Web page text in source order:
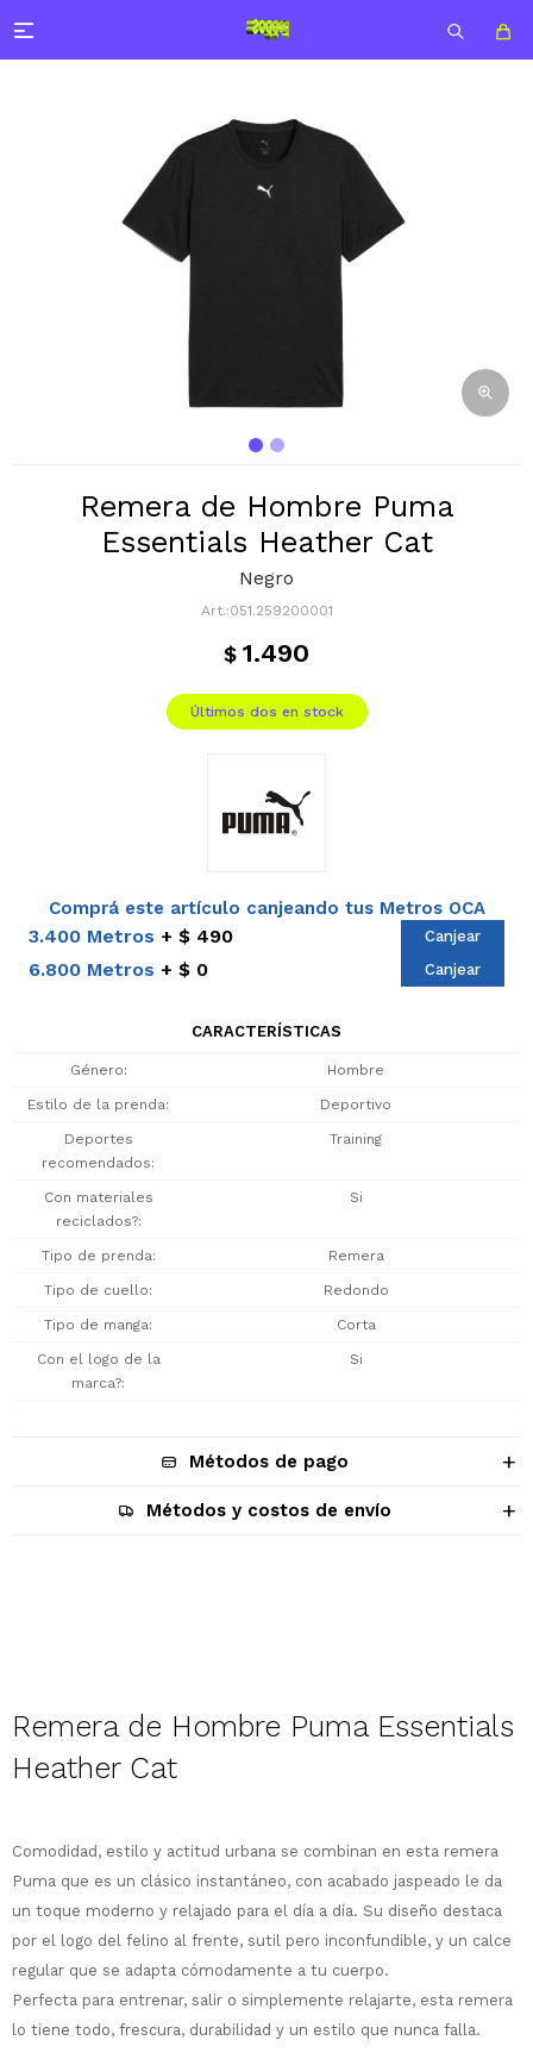

Remera de Hombre Puma
Essentials Heather Cat
Negro
051.259200001
$ 1.490
Últimos dos en stock
Comprá este artículo canjeando tus Metros OCA
3.400 Metros $ 490 Canjear
6.800 Metros $ 0 Canjear
CARACTERÍSTICAS
Género Hombre
Estilo de la prenda Deportivo
Deportes
recomendados
Training
Con materiales
reciclados?
Si
Tipo de prenda Remera
Tipo de cuello Redondo
Tipo de manga Corta
Con el logo de la
marca?
Si
Métodos de pago
Métodos y costos de envío
Remera de Hombre Puma Essentials
Heather Cat
Comodidad, estilo y actitud urbana se combinan en esta remera
Puma que es un clásico instantáneo, con acabado jaspeado le da
un toque moderno y relajado para el día a día. Su diseño destaca
por el logo del felino al frente, sutil pero inconfundible, y un calce
regular que se adapta cómodamente a tu cuerpo.
Perfecta para entrenar, salir o simplemente relajarte, esta remera
lo tiene todo, frescura, durabilidad y un estilo que nunca falla.
Comprá ahora y Pagá
Después, hasta en 12
cuotas y sin tocar tu
tarjeta de crédito
¡Sumate a la forma más ágil de
Comprá en 3 cuotas sin recargo o hasta
Verifica si estás calificado para comprar
con Pago Después:
Cédula de identidad
Celular
Fecha de nacimiento
Estás calificado para comprar usando Pago
Después.
para comprar en las cuotas
que prefieras!
Elegí tus productos preferidos
Elegís Pago Después como metodo de pago
Ups!
Parece que no tenes oferta, lamentamos
el inconveniente, por cualquier duda
preguntas@pagodespues.com.uy
¡Algo salió mal!
Por favor intenta nuevamente mas tarde.